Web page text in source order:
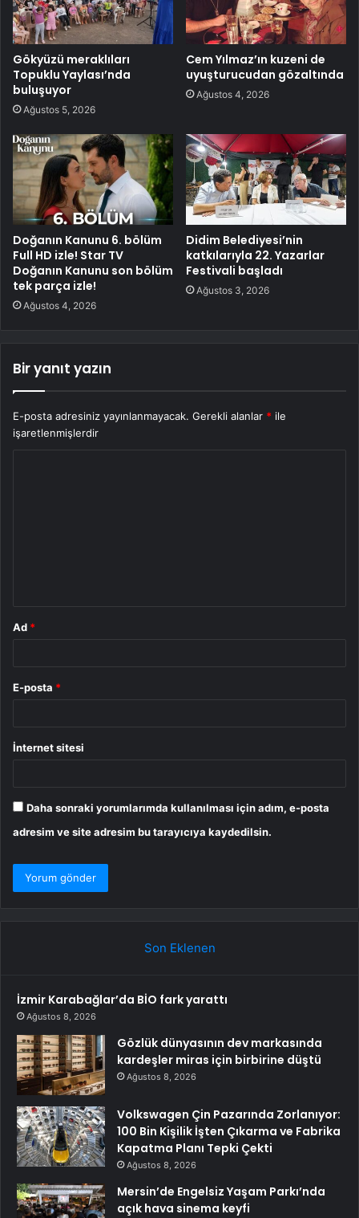
Gökyüzü meraklıları
Topuklu Yaylası’nda
buluşuyor
Ağustos 5, 2026
Cem Yılmaz’ın kuzeni de
uyuşturucudan gözaltında
Ağustos 4, 2026
Doğanın Kanunu 6. bölüm
Full HD izle! Star TV
Doğanın Kanunu son bölüm
tek parça izle!
Ağustos 4, 2026
Didim Belediyesi’nin
katkılarıyla 22. Yazarlar
Festivali başladı
Ağustos 3, 2026
Bir yanıt yazın
E-posta adresiniz yayınlanmayacak. Gerekli alanlar * ile
işaretlenmişlerdir
Ad *
E-posta *
İnternet sitesi
Daha sonraki yorumlarımda kullanılması için adım, e-posta
adresim ve site adresim bu tarayıcıya kaydedilsin.
Son Eklenen
İzmir Karabağlar’da BİO fark yarattı
Ağustos 8, 2026
Gözlük dünyasının dev markasında
kardeşler miras için birbirine düştü
Ağustos 8, 2026
Volkswagen Çin Pazarında Zorlanıyor:
100 Bin Kişilik İşten Çıkarma ve Fabrika
Kapatma Planı Tepki Çekti
Ağustos 8, 2026
Mersin’de Engelsiz Yaşam Parkı’nda
açık hava sinema keyfi